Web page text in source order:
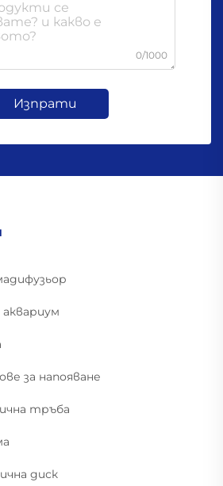
0/1000
Изпрати
за напояване
тръба
диск